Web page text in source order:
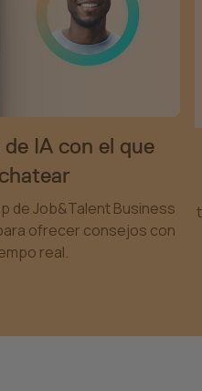
IA con el que
de Job&Talent Business
ofrecer consejos con
real.